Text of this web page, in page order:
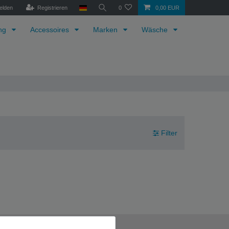
Registrieren 0 0,00 EUR
Accessoires Marken Wäsche
Filter